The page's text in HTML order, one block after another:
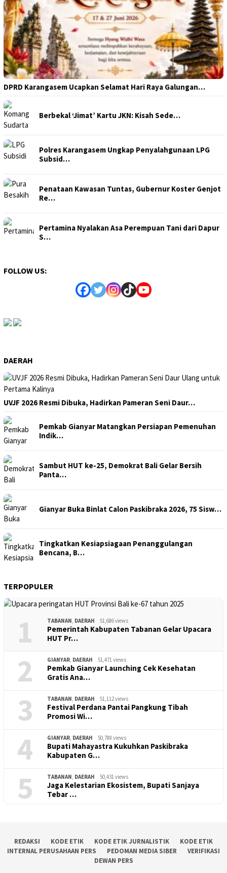
DPRD Karangasem Ucapkan Selamat Hari Raya Galungan…
Berbekal ‘Jimat’ Kartu JKN: Kisah Sede…
Polres Karangasem Ungkap Penyalahgunaan LPG
Subsid…
Penataan Kawasan Tuntas, Gubernur Koster Genjot
Re…
Pertamina Nyalakan Asa Perempuan Tani dari Dapur
S…
FOLLOW US:
DAERAH
UVJF 2026 Resmi Dibuka, Hadirkan Pameran Seni Daur…
Pemkab Gianyar Matangkan Persiapan Pemenuhan
Indik…
Sambut HUT ke-25, Demokrat Bali Gelar Bersih
Panta…
Gianyar Buka Binlat Calon Paskibraka 2026, 75 Sisw…
Tingkatkan Kesiapsiagaan Penanggulangan
Bencana, B…
TERPOPULER
1 TABANAN, DAERAH 51,686 views
Pemerintah Kabupaten Tabanan Gelar Upacara
HUT Pr…
2 GIANYAR, DAERAH 51,471 views
Pemkab Gianyar Launching Cek Kesehatan
Gratis Ana…
3 TABANAN, DAERAH 51,112 views
Festival Perdana Pantai Pangkung Tibah
Promosi Wi…
4 GIANYAR, DAERAH 50,788 views
Bupati Mahayastra Kukuhkan Paskibraka
Kabupaten G…
5 TABANAN, DAERAH 50,431 views
Jaga Kelestarian Ekosistem, Bupati Sanjaya
Tebar …
REDAKSI KODE ETIK KODE ETIK JURNALISTIK
KODE ETIK
INTERNAL PERUSAHAAN PERS
PEDOMAN MEDIA SIBER
VERIFIKASI
DEWAN PERS